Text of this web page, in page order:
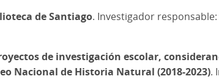
de Santiago. Investigador responsable:
de investigación escolar,
Nacional de Historia Natural (2018-2023).